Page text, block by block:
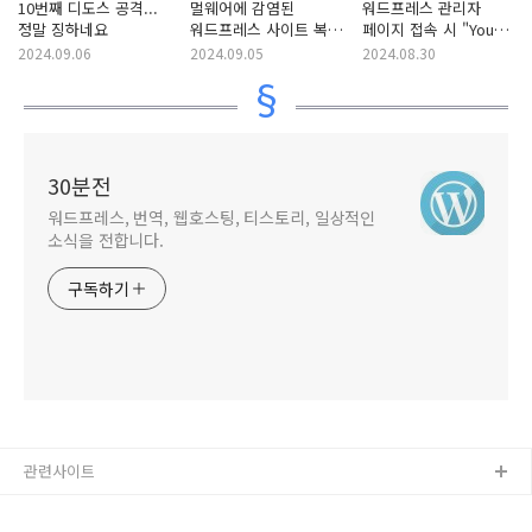
10번째 디도스 공격...
정말 징하네요
2024.09.06
멀웨어에 감염된
워드프레스 사이트 복구
및 업데이트 작업
2024.09.05
워드프레스 관리자
페이지 접속 시 "You
don't have
발생하는 경우
2024.08.30
30분전
워드프레스, 번역, 웹호스팅, 티스토리, 일상적인
소식을 전합니다.
구독하기
관련사이트